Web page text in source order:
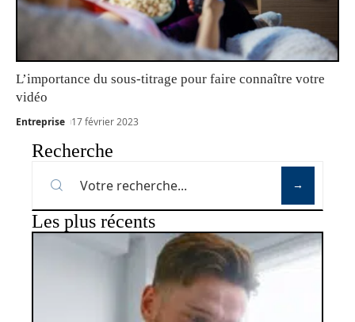
L’importance du sous-titrage pour faire connaître votre
vidéo
Entreprise 17 février 2023
Recherche
Les plus récents